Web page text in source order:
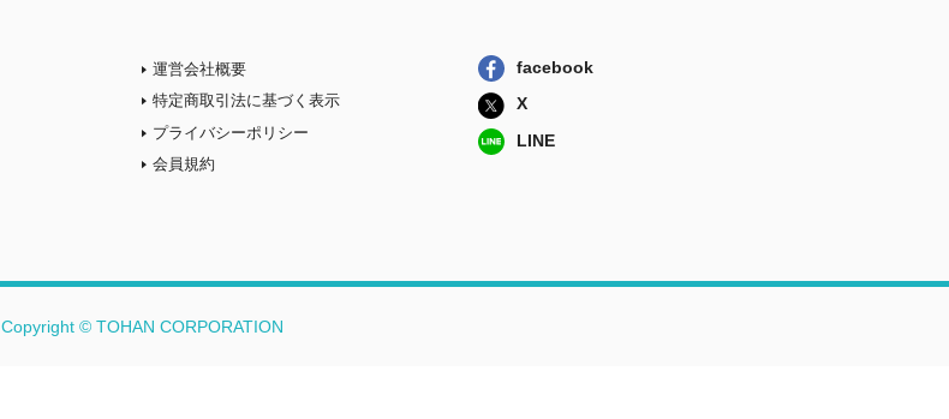
運営会社概要
特定商取引法に基づく表示
プライバシーポリシー
会員規約
facebook
X
LINE
Copyright © TOHAN CORPORATION